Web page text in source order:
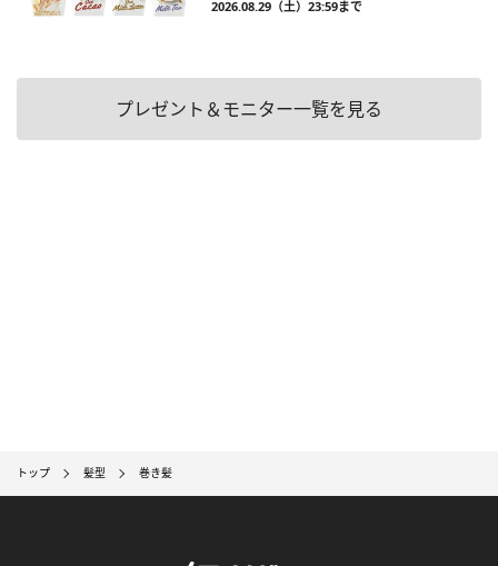
2026.08.29（土）23:59まで
プレゼント＆モニター一覧を見る
トップ 髪型 巻き髪